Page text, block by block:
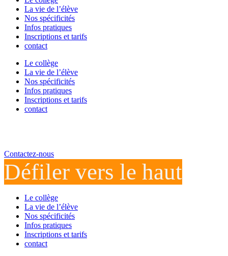
La vie de l’élève
Nos spécificités
Infos pratiques
Inscriptions et tarifs
contact
Le collège
La vie de l’élève
Nos spécificités
Infos pratiques
Inscriptions et tarifs
contact
Contactez-nous
Défiler vers le haut
Le collège
La vie de l’élève
Nos spécificités
Infos pratiques
Inscriptions et tarifs
contact